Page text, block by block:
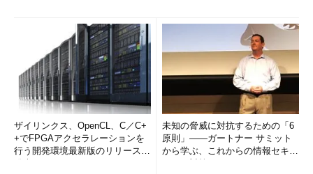
ザイリンクス、OpenCL、C／C+
+でFPGAアクセラレーションを
行う開発環境最新版のリリースを
未知の脅威に対抗するための「6
原則」――ガートナー サミット
から学ぶ、これからの情報セキュ